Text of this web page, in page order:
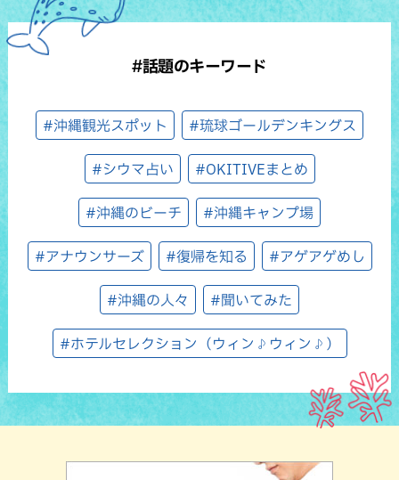
#話題のキーワード
#沖縄観光スポット #琉球ゴールデンキングス
#シウマ占い #OKITIVEまとめ
#沖縄のビーチ #沖縄キャンプ場
#アナウンサーズ #復帰を知る #アゲアゲめし
#沖縄の人々 #聞いてみた
#ホテルセレクション（ウィン♪ウィン♪）